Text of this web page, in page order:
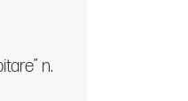
n.